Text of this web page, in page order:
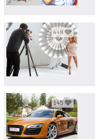
448
145